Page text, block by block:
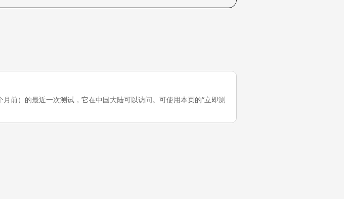
）的最近一次测试，它在中国大陆可以访问。可使用本页的“立即测